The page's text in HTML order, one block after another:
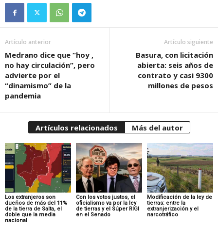
Artículo anterior
Medrano dice que “hoy ,
no hay circulación”, pero
advierte por el
“dinamismo” de la
pandemia
Artículo siguiente
Basura, con licitación
abierta: seis años de
contrato y casi 9300
millones de pesos
Artículos relacionados Más del autor
Los extranjeros son
dueños de más del 11%
de la tierra de Salta, el
doble que la media
nacional
Con los votos justos, el
oficialismo va por la ley
de tierras y el Súper RIGI
en el Senado
Modificación de la ley de
tierras: entre la
extranjerización y el
narcotráfico